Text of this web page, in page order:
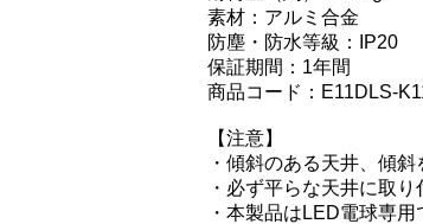
素材：アルミ合金
防塵・防水等級：IP20
保証期間：1年間
商品コード：E11DLS-
【注意】
・傾斜のある天井、傾
・必ず平らな天井に取
・本製品はLED電球専